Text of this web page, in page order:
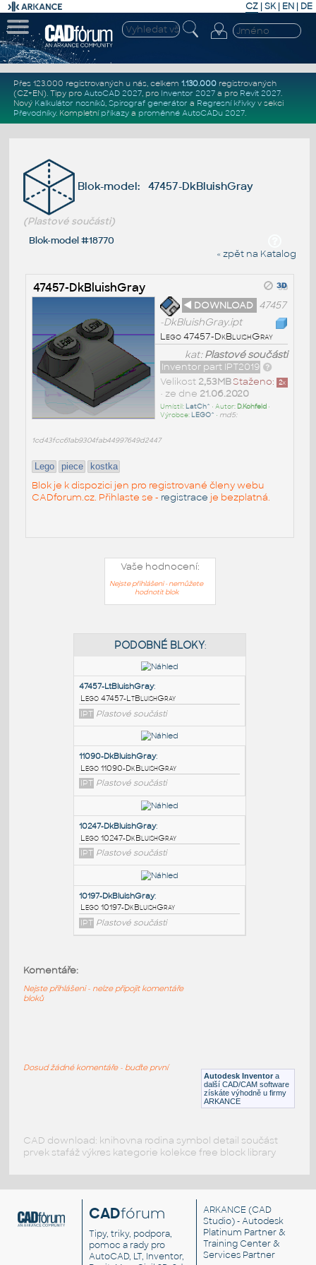
CZ | SK| EN | DE
Přes 123.000 registrovaných u nás, celkem 1.130.000registrovaných
(CZ+EN). Tipy pro AutoCAD 2027, pro Inventor 2027a pro Revit 2027.
Nový Kalkulátor nosníků, Spirograf generátor a Regresní křivkyv sekci
Převodníky. Kompletní příkazya proměnné AutoCADu 2027.
Blok-model: 47457-DkBluishGray
(Plastové součásti)
Blok-model #18770
« zpět na Katalog
47457-DkBluishGray
◄ DOWNLOAD 47457
-DkBluishGray.ipt
Lego 47457-DkBluishGray
kat:Plastové součásti
Inventor part IPT2019
Staženo: 2x
Velikost 2,53MB
• ze dne 21.06.2020
Umístil: LatCh^ • Autor: D.Kohfeld•
Výrobce: LEGO^ • md5:
1cd43fcc61ab9304fab44997649d2447
Lego piece kostka
Blok je k dispozici jen pro registrované členy webu
CADforum.cz. Přihlaste se - registrace je bezplatná.
Vaše hodnocení:
Nejste přihlášeni - nemůžete
hodnotit blok
PODOBNÉ BLOKY
47457-LtBluishGray
Lego 47457-LtBluishGray
IPT Plastové součásti
11090-DkBluishGray:
Lego 11090-DkBluishGray
IPT Plastové součásti
Lego 10247-DkBluishGray
Lego 10197-DkBluishGray
Autodesk Inventor a
další CAD/CAM software
získáte výhodně u firmy
ARKANCE
Komentáře:
Nejste přihlášeni - nelze připojit komentáře
bloků
Dosud žádné komentáře - buďte první
CAD download: knihovna rodina symbol detail součást
prvek stafáž výkres kategorie kolekce free block library
CADfórum
Tipy, triky, podpora,
pomoc a rady pro
AutoCAD, LT, Inventor,
ARKANCE (CAD
Studio) - Autodesk
Platinum Partner &
Training Center &
Services Partner